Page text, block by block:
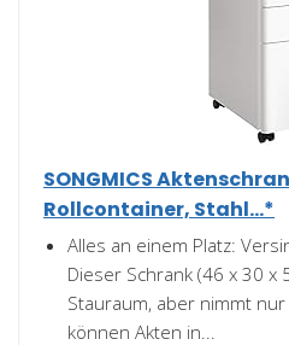
SONGMICS
Rollcontainer, Stahl...*
Alles an einem Platz:
Dieser Schrank (46 x 30 x
Stauraum, aber nimmt nur
können Akten in...